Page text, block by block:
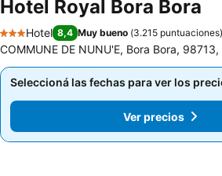
Hotel Royal Bora Bora
3 Estrellas
Hotel 8,4 Muy bueno (3.215 puntuaciones)
COMMUNE DE NUNU'E, Bora Bora,
Seleccioná las fechas para ver los
Ver precios
Seleccioná las fechas para ver los
Ver precios